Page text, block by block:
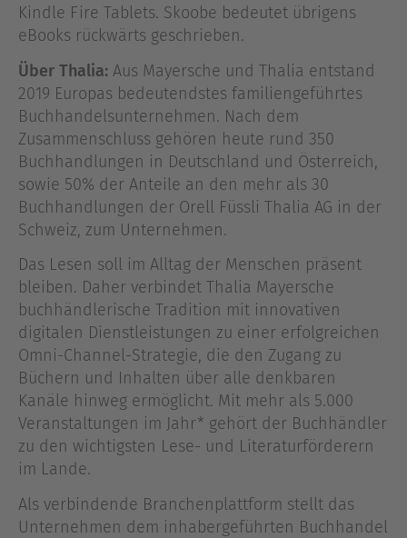
Kindle Fire Tablets. Skoobe bedeutet übrigens
eBooks rückwärts geschrieben.
Über Thalia: Aus Mayersche und Thalia entstand
2019 Europas bedeutendstes familiengeführtes
Buchhandelsunternehmen. Nach dem
Zusammenschluss gehören heute rund 350
Buchhandlungen in Deutschland und Österreich,
sowie 50% der Anteile an den mehr als 30
Buchhandlungen der Orell Füssli Thalia AG in der
Schweiz, zum Unternehmen.
Das Lesen soll im Alltag der Menschen präsent
bleiben. Daher verbindet Thalia Mayersche
buchhändlerische Tradition mit innovativen
digitalen Dienstleistungen zu einer erfolgreichen
Omni-Channel-Strategie, die den Zugang zu
Büchern und Inhalten über alle denkbaren
Kanäle hinweg ermöglicht. Mit mehr als 5.000
Veranstaltungen im Jahr* gehört der Buchhändler
zu den wichtigsten Lese- und Literaturförderern
im Lande.
Als verbindende Branchenplattform stellt das
Unternehmen dem inhabergeführten Buchhandel